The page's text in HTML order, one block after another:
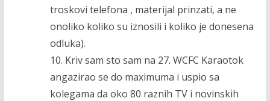
troskovi telefona , materijal prinzati, a ne
onoliko koliko su iznosili i koliko je donesena
odluka).
10. Kriv sam sto sam na 27. WCFC Karaotok
angazirao se do maximuma i uspio sa
kolegama da oko 80 raznih TV i novinskih